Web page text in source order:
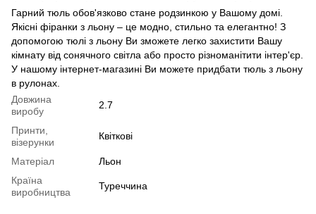
Гарний тюль обов'язково стане родзинкою у Вашому домі.
Якісні фіранки з льону – це модно, стильно та елегантно! З
допомогою тюлі з льону Ви зможете легко захистити Вашу
кімнату від сонячного світла або просто різноманітити інтер'єр.
У нашому інтернет-магазині Ви можете придбати тюль з льону
в рулонах.
Довжина
виробу
2.7
Принти,
візерунки
Квіткові
Матеріал
Льон
Країна
виробництва
Туреччина